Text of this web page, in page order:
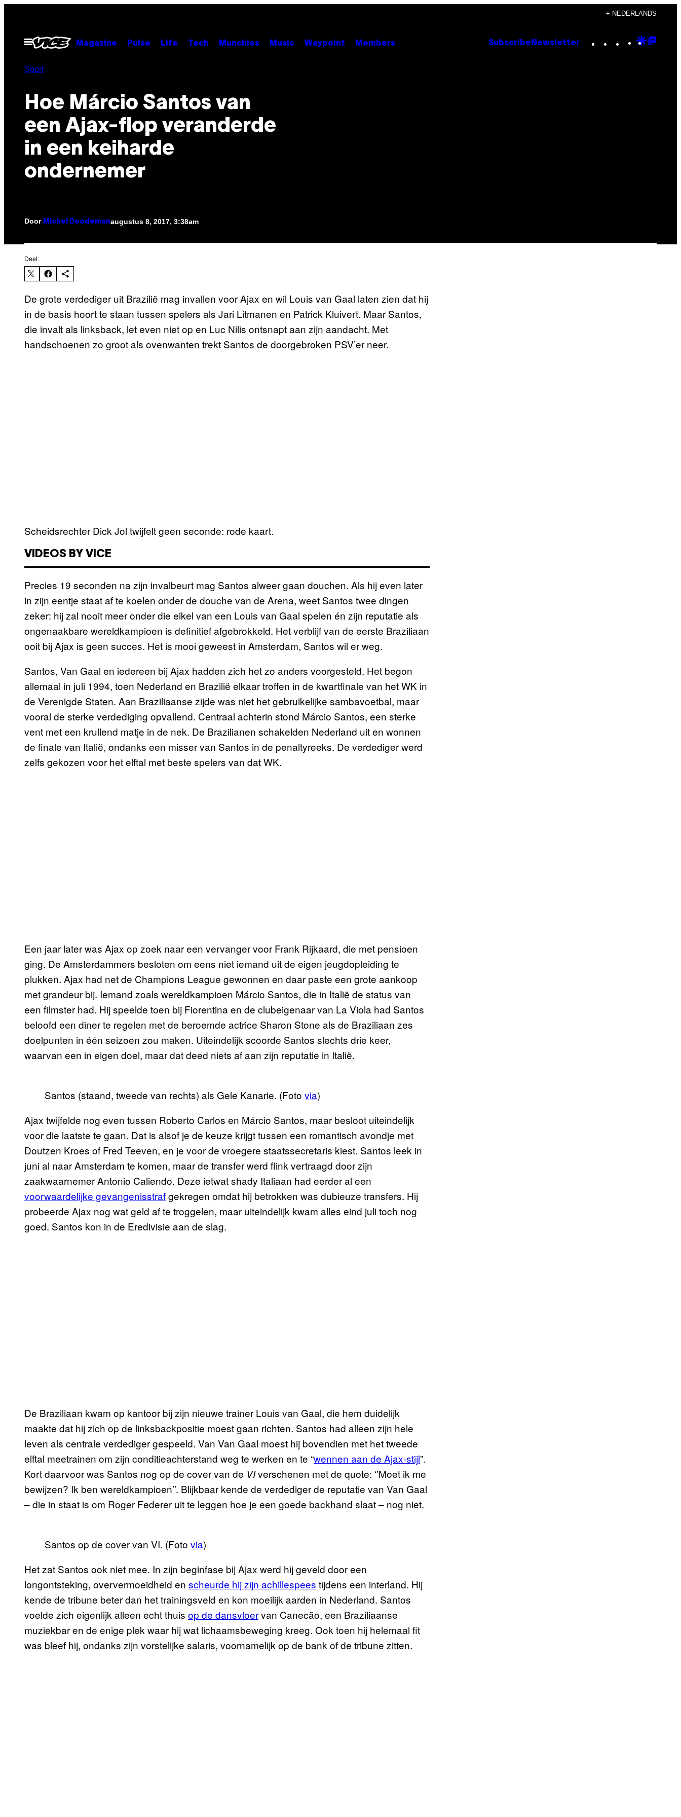
+ NEDERLANDS
Open
menu
Magazine Pulse Life Tech Munchies Music Waypoint Members Subscribe Newsletter Instagram
TikTok
YouTube
Google
Sport
Hoe Márcio Santos van
een Ajax-flop veranderde
in een keiharde
ondernemer
Door Michel Doodemanaugustus 8, 2017, 3:38am
Deel:
De grote verdediger uit Brazilië mag invallen voor Ajax en wil Louis van Gaal laten zien dat hij
in de basis hoort te staan tussen spelers als Jari Litmanen en Patrick Kluivert. Maar Santos,
die invalt als linksback, let even niet op en Luc Nilis ontsnapt aan zijn aandacht. Met
handschoenen zo groot als ovenwanten trekt Santos de doorgebroken PSV’er neer.
Scheidsrechter Dick Jol twijfelt geen seconde: rode kaart.
VIDEOS BY VICE
Precies 19 seconden na zijn invalbeurt mag Santos alweer gaan douchen. Als hij even later
in zijn eentje staat af te koelen onder de douche van de Arena, weet Santos twee dingen
zeker: hij zal nooit meer onder die eikel van een Louis van Gaal spelen én zijn reputatie als
ongenaakbare wereldkampioen is definitief afgebrokkeld. Het verblijf van de eerste Braziliaan
ooit bij Ajax is geen succes. Het is mooi geweest in Amsterdam, Santos wil er weg.
Santos, Van Gaal en iedereen bij Ajax hadden zich het zo anders voorgesteld. Het begon
allemaal in juli 1994, toen Nederland en Brazilië elkaar troffen in de kwartfinale van het WK in
de Verenigde Staten. Aan Braziliaanse zijde was niet het gebruikelijke sambavoetbal, maar
vooral de sterke verdediging opvallend. Centraal achterin stond Márcio Santos, een sterke
vent met een krullend matje in de nek. De Brazilianen schakelden Nederland uit en wonnen
de finale van Italië, ondanks een misser van Santos in de penaltyreeks. De verdediger werd
zelfs gekozen voor het elftal met beste spelers van dat WK.
Een jaar later was Ajax op zoek naar een vervanger voor Frank Rijkaard, die met pensioen
ging. De Amsterdammers besloten om eens niet iemand uit de eigen jeugdopleiding te
plukken. Ajax had net de Champions League gewonnen en daar paste een grote aankoop
met grandeur bij. Iemand zoals wereldkampioen Márcio Santos, die in Italië de status van
een filmster had. Hij speelde toen bij Fiorentina en de clubeigenaar van La Viola had Santos
beloofd een diner te regelen met de beroemde actrice Sharon Stone als de Braziliaan zes
doelpunten in één seizoen zou maken. Uiteindelijk scoorde Santos slechts drie keer,
waarvan een in eigen doel, maar dat deed niets af aan zijn reputatie in Italië.
Santos (staand, tweede van rechts) als Gele Kanarie. (Foto via)
Ajax twijfelde nog even tussen Roberto Carlos en Márcio Santos, maar besloot uiteindelijk
voor die laatste te gaan. Dat is alsof je de keuze krijgt tussen een romantisch avondje met
Doutzen Kroes of Fred Teeven, en je voor de vroegere staatssecretaris kiest. Santos leek in
juni al naar Amsterdam te komen, maar de transfer werd flink vertraagd door zijn
zaakwaarnemer Antonio Caliendo. Deze ietwat shady Italiaan had eerder al een
voorwaardelijke gevangenisstrafgekregen omdat hij betrokken was dubieuze transfers. Hij
probeerde Ajax nog wat geld af te troggelen, maar uiteindelijk kwam alles eind juli toch nog
goed. Santos kon in de Eredivisie aan de slag.
De Braziliaan kwam op kantoor bij zijn nieuwe trainer Louis van Gaal, die hem duidelijk
maakte dat hij zich op de linksbackpositie moest gaan richten. Santos had alleen zijn hele
leven als centrale verdediger gespeeld. Van Van Gaal moest hij bovendien met het tweede
elftal meetrainen om zijn conditieachterstand weg te werken en te “wennen aan de Ajax-stijl”.
Kort daarvoor was Santos nog op de cover van de VIverschenen met de quote: ‘’Moet ik me
bewijzen? Ik ben wereldkampioen’’. Blijkbaar kende de verdediger de reputatie van Van Gaal
– die in staat is om Roger Federer uit te leggen hoe je een goede backhand slaat – nog niet.
Santos op de cover van VI. (Foto via)
Het zat Santos ook niet mee. In zijn beginfase bij Ajax werd hij geveld door een
longontsteking, oververmoeidheid en scheurde hij zijn achillespees tijdens een interland. Hij
kende de tribune beter dan het trainingsveld en kon moeilijk aarden in Nederland. Santos
voelde zich eigenlijk alleen echt thuis op de dansvloervan Canecão, een Braziliaanse
muziekbar en de enige plek waar hij wat lichaamsbeweging kreeg. Ook toen hij helemaal fit
was bleef hij, ondanks zijn vorstelijke salaris, voornamelijk op de bank of de tribune zitten.